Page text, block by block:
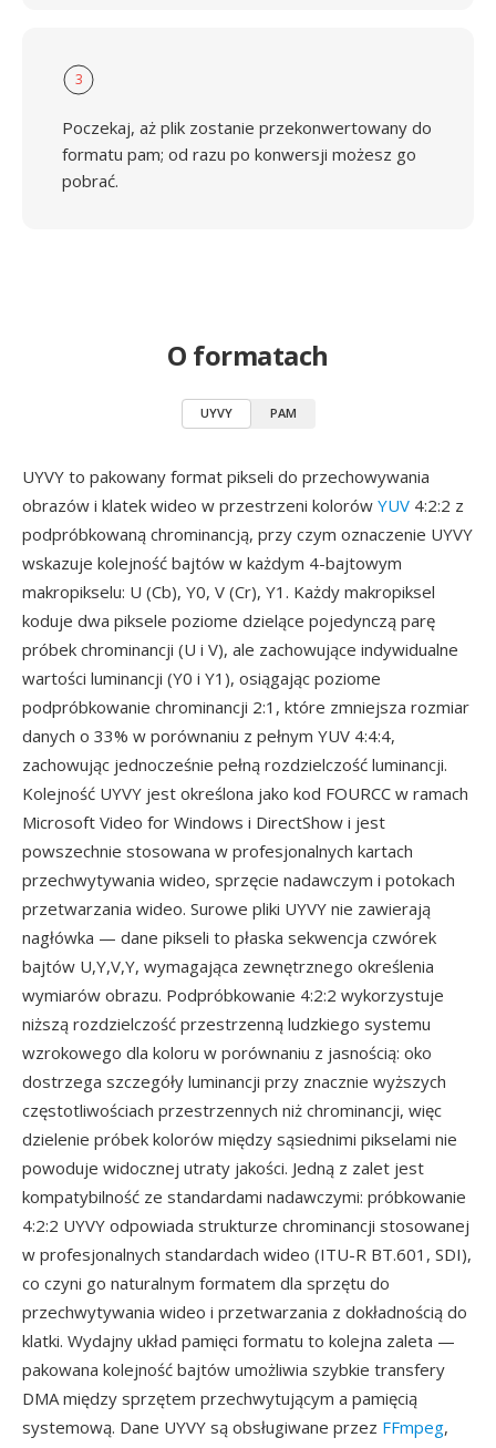
3
Poczekaj, aż plik zostanie przekonwertowany do
formatu pam; od razu po konwersji możesz go
pobrać.
O formatach
UYVY PAM
UYVY to pakowany format pikseli do przechowywania
obrazów i klatek wideo w przestrzeni kolorów YUV 4:2:2 z
podpróbkowaną chrominancją, przy czym oznaczenie UYVY
wskazuje kolejność bajtów w każdym 4-bajtowym
makropikselu: U (Cb), Y0, V (Cr), Y1. Każdy makropiksel
koduje dwa piksele poziome dzielące pojedynczą parę
próbek chrominancji (U i V), ale zachowujące indywidualne
wartości luminancji (Y0 i Y1), osiągając poziome
podpróbkowanie chrominancji 2:1, które zmniejsza rozmiar
danych o 33% w porównaniu z pełnym YUV 4:4:4,
zachowując jednocześnie pełną rozdzielczość luminancji.
Kolejność UYVY jest określona jako kod FOURCC w ramach
Microsoft Video for Windows i DirectShow i jest
powszechnie stosowana w profesjonalnych kartach
przechwytywania wideo, sprzęcie nadawczym i potokach
przetwarzania wideo. Surowe pliki UYVY nie zawierają
nagłówka — dane pikseli to płaska sekwencja czwórek
bajtów U,Y,V,Y, wymagająca zewnętrznego określenia
wymiarów obrazu. Podpróbkowanie 4:2:2 wykorzystuje
niższą rozdzielczość przestrzenną ludzkiego systemu
wzrokowego dla koloru w porównaniu z jasnością: oko
dostrzega szczegóły luminancji przy znacznie wyższych
częstotliwościach przestrzennych niż chrominancji, więc
dzielenie próbek kolorów między sąsiednimi pikselami nie
powoduje widocznej utraty jakości. Jedną z zalet jest
kompatybilność ze standardami nadawczymi: próbkowanie
4:2:2 UYVY odpowiada strukturze chrominancji stosowanej
w profesjonalnych standardach wideo (ITU-R BT.601, SDI),
co czyni go naturalnym formatem dla sprzętu do
przechwytywania wideo i przetwarzania z dokładnością do
klatki. Wydajny układ pamięci formatu to kolejna zaleta —
pakowana kolejność bajtów umożliwia szybkie transfery
DMA między sprzętem przechwytującym a pamięcią
systemową. Dane UYVY są obsługiwane przez FFmpeg,